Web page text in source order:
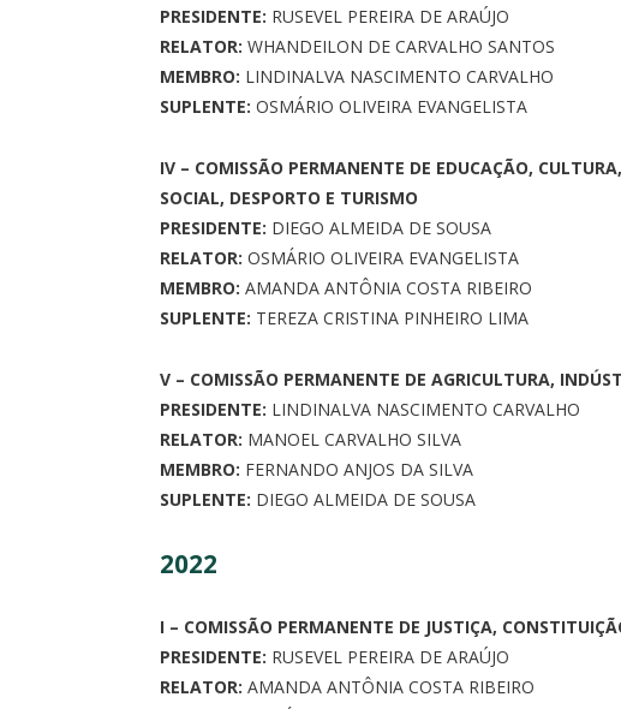
PRESIDENTE: RUSEVEL PEREIRA DE ARAÚJO
RELATOR: WHANDEILON DE CARVALHO SANTOS
MEMBRO: LINDINALVA NASCIMENTO CARVALHO
SUPLENTE: OSMÁRIO OLIVEIRA EVANGELISTA
IV – COMISSÃO PERMANENTE DE EDUCAÇÃO,
SOCIAL, DESPORTO E TURISMO
PRESIDENTE: DIEGO ALMEIDA DE SOUSA
RELATOR: OSMÁRIO OLIVEIRA EVANGELISTA
MEMBRO: AMANDA ANTÔNIA COSTA RIBEIRO
SUPLENTE: TEREZA CRISTINA PINHEIRO LIMA
V – COMISSÃO PERMANENTE DE AGRICULTURA,
PRESIDENTE: LINDINALVA NASCIMENTO CARVALHO
RELATOR: MANOEL CARVALHO SILVA
MEMBRO: FERNANDO ANJOS DA SILVA
SUPLENTE: DIEGO ALMEIDA DE SOUSA
2022
I – COMISSÃO PERMANENTE DE JUSTIÇA,
PRESIDENTE: RUSEVEL PEREIRA DE ARAÚJO
RELATOR: AMANDA ANTÔNIA COSTA RIBEIRO